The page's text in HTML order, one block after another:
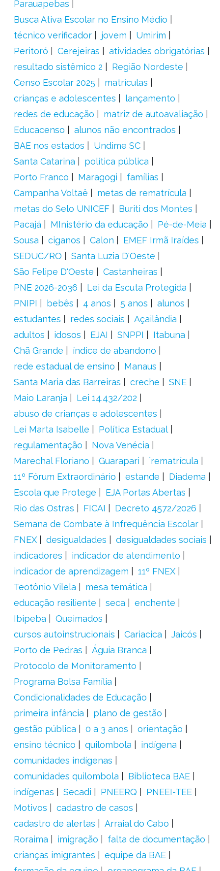
Parauapebas
Busca Ativa Escolar no Ensino Médio
técnico verificador
jovem
Umirim
Peritoró
Cerejeiras
atividades obrigatórias
resultado sistêmico 2
Região Nordeste
Censo Escolar 2025
matrículas
crianças e adolescentes
lançamento
redes de educação
matriz de autoavaliação
Educacenso
alunos não encontrados
BAE nos estados
Undime SC
Santa Catarina
política pública
Porto Franco
Maragogi
famílias
Campanha Voltaê
metas de rematrícula
metas do Selo UNICEF
Buriti dos Montes
Pacajá
MInistério da educação
Pé-de-Meia
Sousa
ciganos Calon
EMEF Irmã Iraídes
SEDUC/RO
Santa Luzia D'Oeste
São Felipe D'Oeste
Castanheiras
PNE 2026-2036
Lei da Escuta Protegida
PNIPI
bebês 4 anos 5 anos
alunos
estudantes
redes sociais
Açailândia
adultos
idosos EJAI SNPPI
Itabuna
Chã Grande
índice de abandono
rede estadual de ensino
Manaus
Santa Maria das Barreiras
creche
SNE
Maio Laranja
Lei 14.432/202
abuso de crianças e adolescentes
Lei Marta Isabelle
Política Estadual
regulamentação
Nova Venécia
Marechal Floriano
Guarapari
´rematrícula
11º Fórum Extraordinário
estande
Diadema
Escola que Protege
EJA Portas Abertas
Rio das Ostras
FICAI
Decreto 4572/2026
Semana de Combate à Infrequência Escolar
FNEX
desigualdades
desigualdades sociais
indicadores
indicador de atendimento
indicador de aprendizagem
11º FNEX
Teotônio Vilela
mesa temática
educação resiliente
seca
enchente
Ibipeba
Queimados
cursos autoinstrucionais
Cariacica
Jaicós
Porto de Pedras
Águia Branca
Protocolo de Monitoramento
Programa Bolsa Família
Condicionalidades de Educação
primeira infância
plano de gestão
gestão pública
0 a 3 anos
orientação
ensino técnico
quilombola
indígena
comunidades indígenas
comunidades quilombola
Biblioteca BAE
indígenas
Secadi PNEERQ
PNEEI-TEE
Motivos
cadastro de casos
cadastro de alertas
Arraial do Cabo
Roraima
imigração
falta de documentação
crianças imigrantes
equipe da BAE